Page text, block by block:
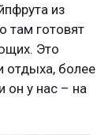
из
там готовят
Это
отдыха, более
он у нас – на